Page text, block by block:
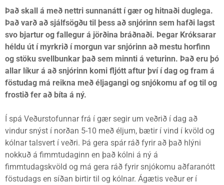
Það skall á með nettri sunnanátt í gær og hitnaði duglega.
Það varð að sjálfsögðu til þess að snjórinn sem hafði lagst
svo bjartur og fallegur á jörðina bráðnaði. Þegar Króksarar
héldu út í myrkrið í morgun var snjórinn að mestu horfinn
og stöku svellbunkar það sem minnti á veturinn. Það eru þó
allar líkur á að snjórinn komi fljótt aftur því í dag og fram á
föstudag má reikna með éljagangi og snjókomu af og til og
frostið fer að bíta á ný.
Í spá Veðurstofunnar frá í gær segir um veðrið í dag að
vindur snýst í norðan 5-10 með éljum, bætir í vind í kvöld og
kólnar talsvert í veðri. Þá gera spár ráð fyrir að það hlýni
nokkuð á fimmtudaginn en það kólni á ný á
fimmtudagskvöld og má gera ráð fyrir snjókomu aðfaranótt
föstudags en síðan birtir til og kólnar. Ágætis veður er í